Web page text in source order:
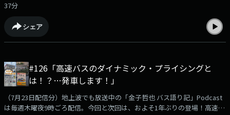
お話を伺っています。Podcast限定のおまけ企画「バス停探検隊」もあり
ます！podcast版のバス語り記もお楽しみください！【出演】金子哲也
（KBCラジオディレクター）成定竜一さん（高速バスマーケティング研究
所株式会社 代表）沖浜貴彦さん（バス路線探検家・バス停探検隊のみ）
37分
シェア
#126「高速バスのダイナミック・プライシングと
は！？…発車します！」
（7月23日配信分）地上波でも放送中の「金子哲也 バス語り記」Podcast
は毎週木曜夜9時ごろ配信。今回と次回は、およそ1年ぶりの登場！高速バ